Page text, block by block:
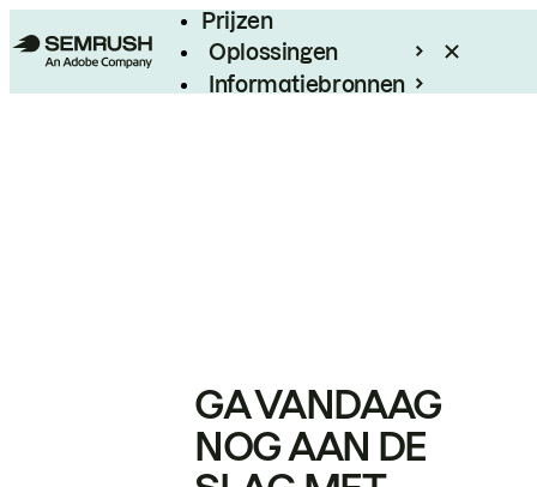
Prijzen
Oplossingen
Informatiebronnen
GA VANDAAG
NOG AAN DE